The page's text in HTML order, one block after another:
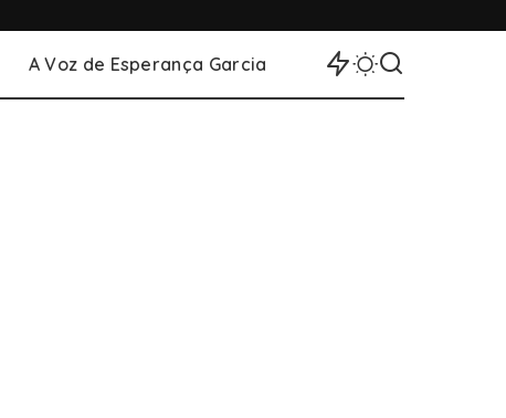
A Voz de Esperança Garcia